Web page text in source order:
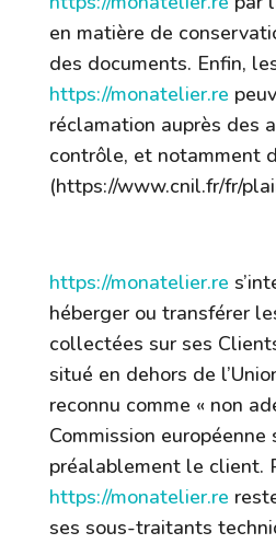
en matière de
des documents. Enfin,
https://monatelier.re
réclamation auprès des
contrôle, et notamment
(https://www.cnil.fr/fr/
https://monatelier.re
héberger ou transférer
collectées sur ses
situé en dehors de
reconnu comme « non
Commission européenne
préalablement le client.
https://monatelier.re
ses sous-traitants